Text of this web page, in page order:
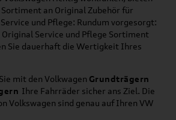
an Original Zubehör für
und Pflege: Rundum vorgesorgt:
Service und Pflege Sortiment
Sie dauerhaft die Wertigkeit Ihres
mit den Volkwagen Grundträgern
Ihre Fahrräder sicher ans Ziel. Die
Volkswagen sind genau auf Ihren VW